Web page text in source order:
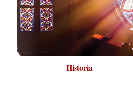
Historia